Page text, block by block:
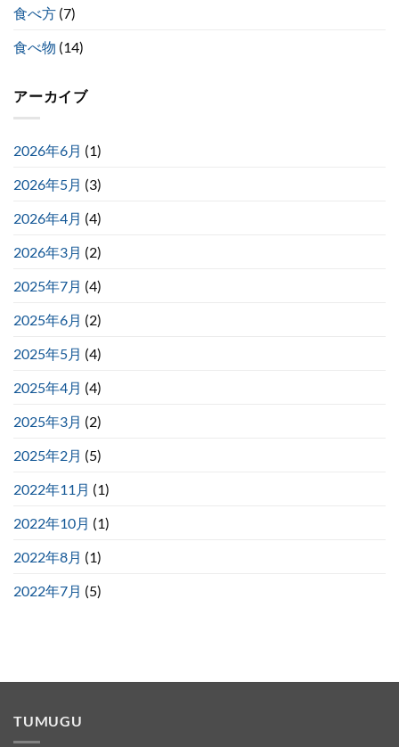
食べ方 (7)
食べ物 (14)
アーカイブ
2026年6月 (1)
2026年5月 (3)
2026年4月 (4)
2026年3月 (2)
2025年7月 (4)
2025年6月 (2)
2025年5月 (4)
2025年4月 (4)
2025年3月 (2)
2025年2月 (5)
2022年11月 (1)
2022年10月 (1)
2022年8月 (1)
2022年7月 (5)
TUMUGU